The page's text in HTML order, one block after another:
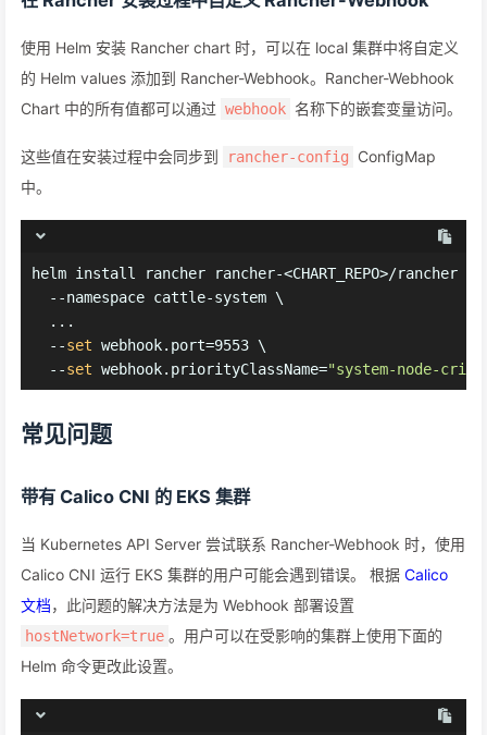
使用 Helm 安装 Rancher chart 时，可以在 local 集群中将自定义
的 Helm values 添加到 Rancher-Webhook。Rancher-Webhook
Chart 中的所有值都可以通过 webhook 名称下的嵌套变量访问。
这些值在安装过程中会同步到 rancher-config
ConfigMap
中。
helm install rancher rancher-<CHART_REPO>/rancher \
  --namespace cattle-system \
  ...
  --
set webhook.port=9553 \
  --
set webhook.priorityClassName="system-node-
常见问题
带有 Calico CNI 的 EKS 集群
当 Kubernetes API Server 尝试联系 Rancher-Webhook 时，使用
Calico CNI 运行 EKS 集群的用户可能会遇到错误。 根据 Calico
文档，此问题的解决方法是为 Webhook 部署设置
hostNetwork=true 。用户可以在受影响的集群上使用下面的
Helm 命令更改此设置。